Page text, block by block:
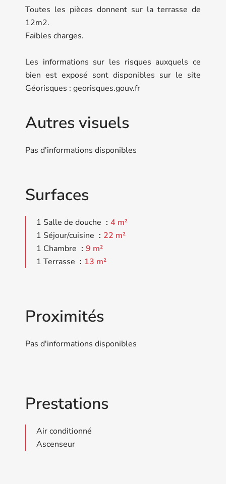
Toutes les pièces donnent sur la terrasse de
12m2.
Faibles charges.
Les informations sur les risques auxquels ce
bien est exposé sont disponibles sur le site
Géorisques : georisques.gouv.fr
Autres visuels
Pas d'informations disponibles
Surfaces
1 Salle de douche
4 m²
1 Séjour/cuisine
22 m²
1 Chambre
9 m²
1 Terrasse
13 m²
Proximités
Pas d'informations disponibles
Prestations
Air conditionné
Ascenseur